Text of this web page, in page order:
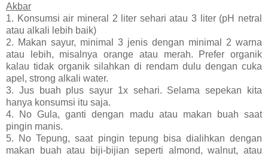
Akbar
1. Konsumsi air mineral 2 liter sehari atau 3 liter (pH netral
atau alkali lebih baik)
2. Makan sayur, minimal 3 jenis dengan minimal 2 warna
atau lebih, misalnya orange atau merah. Prefer organik
kalau tidak organik silahkan di rendam dulu dengan cuka
apel, strong alkali water.
3. Jus buah plus sayur 1x sehari. Selama sepekan kita
hanya konsumsi itu saja.
4. No Gula, ganti dengan madu atau makan buah saat
pingin manis.
5. No Tepung, saat pingin tepung bisa dialihkan dengan
makan buah atau biji-bijian seperti almond, walnut, atau